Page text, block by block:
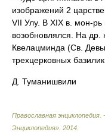
изображений 2
VII Улу. В XIX в. мон-
возобновлялся. На др.
Квелацминда (Св.
трехцерковных базилик.
Д. Туманишвили
Православная
Энциклопедия» 2014